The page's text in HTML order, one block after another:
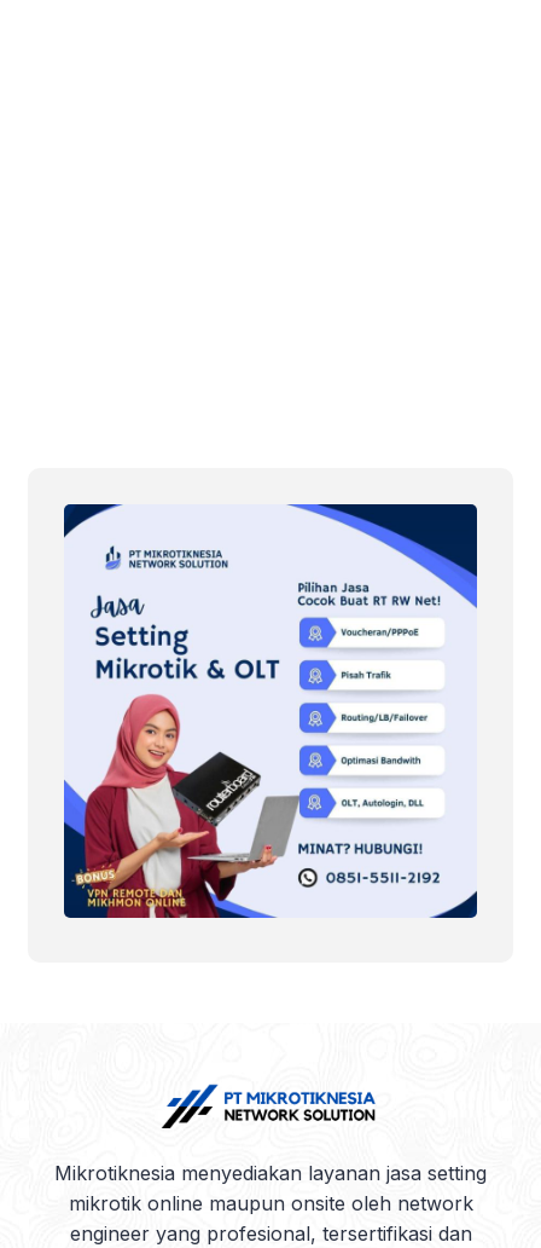
Mikrotiknesia menyediakan layanan jasa setting
mikrotik online maupun onsite oleh network
engineer yang profesional, tersertifikasi dan